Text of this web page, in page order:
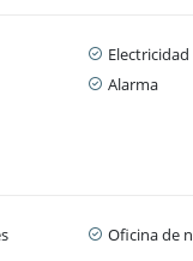
Electricidad
Alarma
Oficina de